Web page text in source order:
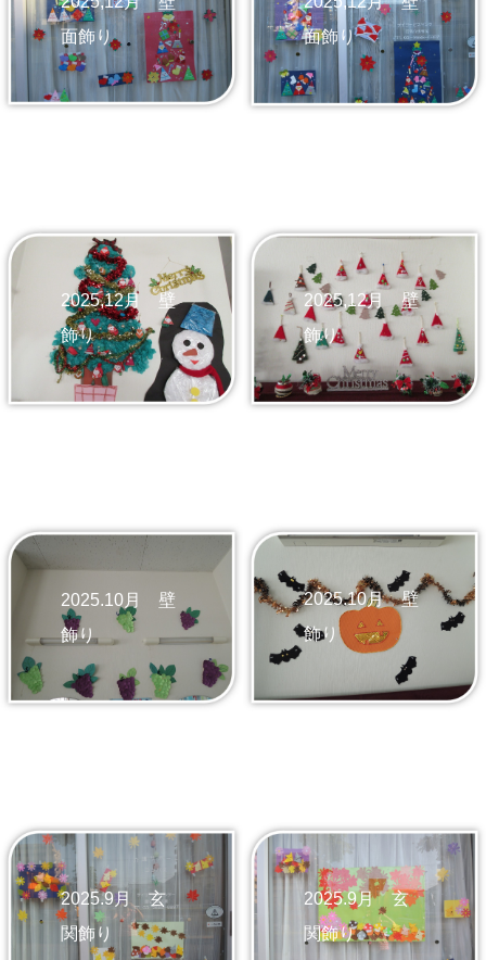
面飾り
面飾り
2025,12月 壁
飾り
2025,12月 壁
飾り
2025.10月 壁
飾り
2025.10月 壁
飾り
2025.9月 玄
関飾り
2025.9月 玄
関飾り